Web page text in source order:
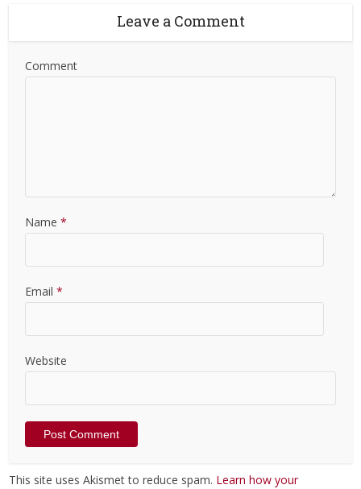
Leave a Comment
Comment
Name *
Email *
Website
This site uses Akismet to reduce spam. Learn how your